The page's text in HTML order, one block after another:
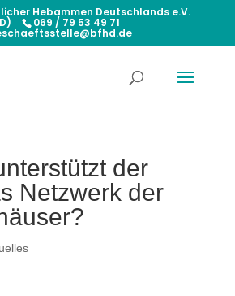
Hebammen Deutschlands e.V.
069 / 79 53 49 71
der
Netzwerk der